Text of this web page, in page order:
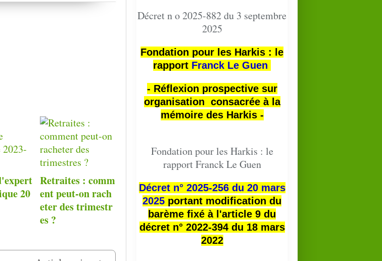
20
Retraites : comm
ent peut-on rach
eter des trimestr
es ?
Décret n o 2025-882 du 3 septembre
2025
Fondation pour les Harkis : le
rapport Franck Le Guen
- Réflexion prospective sur
organisation consacrée à la
mémoire des Harkis -
Fondation pour les Harkis : le
rapport Franck Le Guen
Décret n° 2025-256 du 20 mars
2025 portant modification du
barème fixé à l'article 9 du
décret n° 2022-394 du 18 mars
2022